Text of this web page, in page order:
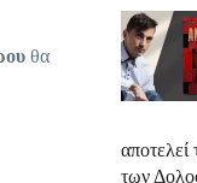
θα
αποτελεί
των